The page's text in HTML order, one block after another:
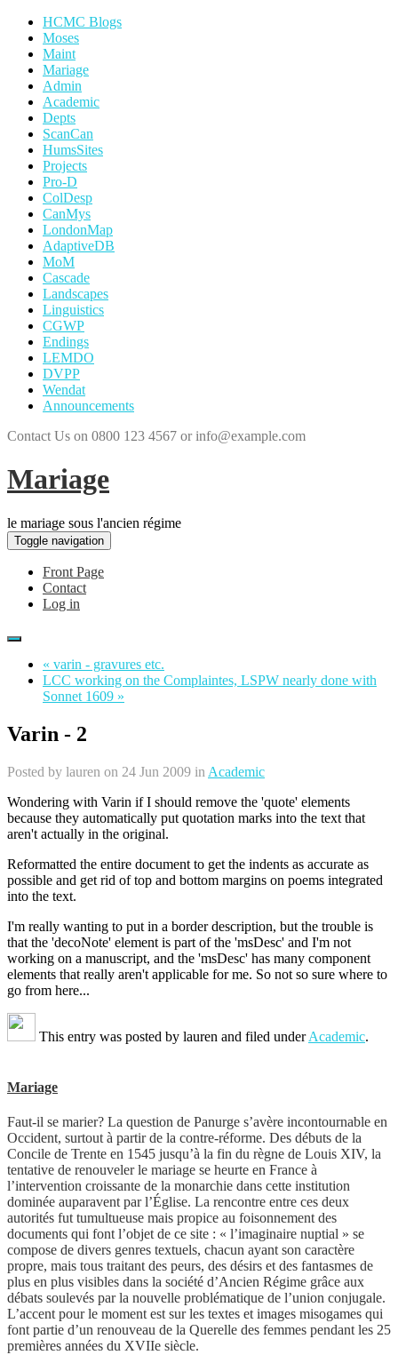
HCMC Blogs
Moses
Maint
Mariage
Admin
Academic
Depts
ScanCan
HumsSites
Projects
Pro-D
ColDesp
CanMys
LondonMap
AdaptiveDB
MoM
Cascade
Landscapes
Linguistics
CGWP
Endings
LEMDO
DVPP
Wendat
Announcements
Contact Us on 0800 123 4567 or info@example.com
Mariage
le mariage sous l'ancien régime
Toggle navigation
Front Page
Contact
Log in
« varin - gravures etc.
LCC working on the Complaintes, LSPW nearly done with
Sonnet 1609 »
Varin - 2
Posted by lauren on 24 Jun 2009 in Academic
Wondering with Varin if I should remove the 'quote' elements
because they automatically put quotation marks into the text that
aren't actually in the original.
Reformatted the entire document to get the indents as accurate as
possible and get rid of top and bottom margins on poems integrated
into the text.
I'm really wanting to put in a border description, but the trouble is
that the 'decoNote' element is part of the 'msDesc' and I'm not
working on a manuscript, and the 'msDesc' has many component
elements that really aren't applicable for me. So not so sure where to
go from here...
This entry was posted by lauren and filed underAcademic.
Mariage
Faut-il se marier? La question de Panurge s’avère incontournable en
Occident, surtout à partir de la contre-réforme. Des débuts de la
Concile de Trente en 1545 jusqu’à la fin du règne de Louis XIV, la
tentative de renouveler le mariage se heurte en France à
l’intervention croissante de la monarchie dans cette institution
dominée auparavent par l’Église. La rencontre entre ces deux
autorités fut tumultueuse mais propice au foisonnement des
documents qui font l’objet de ce site : « l’imaginaire nuptial » se
compose de divers genres textuels, chacun ayant son caractère
propre, mais tous traitant des peurs, des désirs et des fantasmes de
plus en plus visibles dans la société d’Ancien Régime grâce aux
débats soulevés par la nouvelle problématique de l’union conjugale.
L’accent pour le moment est sur les textes et images misogames qui
font partie d’un renouveau de la Querelle des femmes pendant les 25
premières années du XVIIe siècle.